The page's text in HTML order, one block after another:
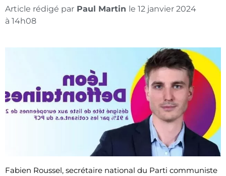
Article rédigé par Paul Martin le 12 janvier 2024
à 14h08
Fabien Roussel, secrétaire national du Parti communiste